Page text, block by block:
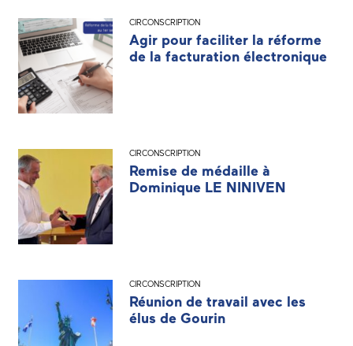
CIRCONSCRIPTION
Agir pour faciliter la réforme
de la facturation électronique
CIRCONSCRIPTION
Remise de médaille à
Dominique LE NINIVEN
CIRCONSCRIPTION
Réunion de travail avec les
élus de Gourin